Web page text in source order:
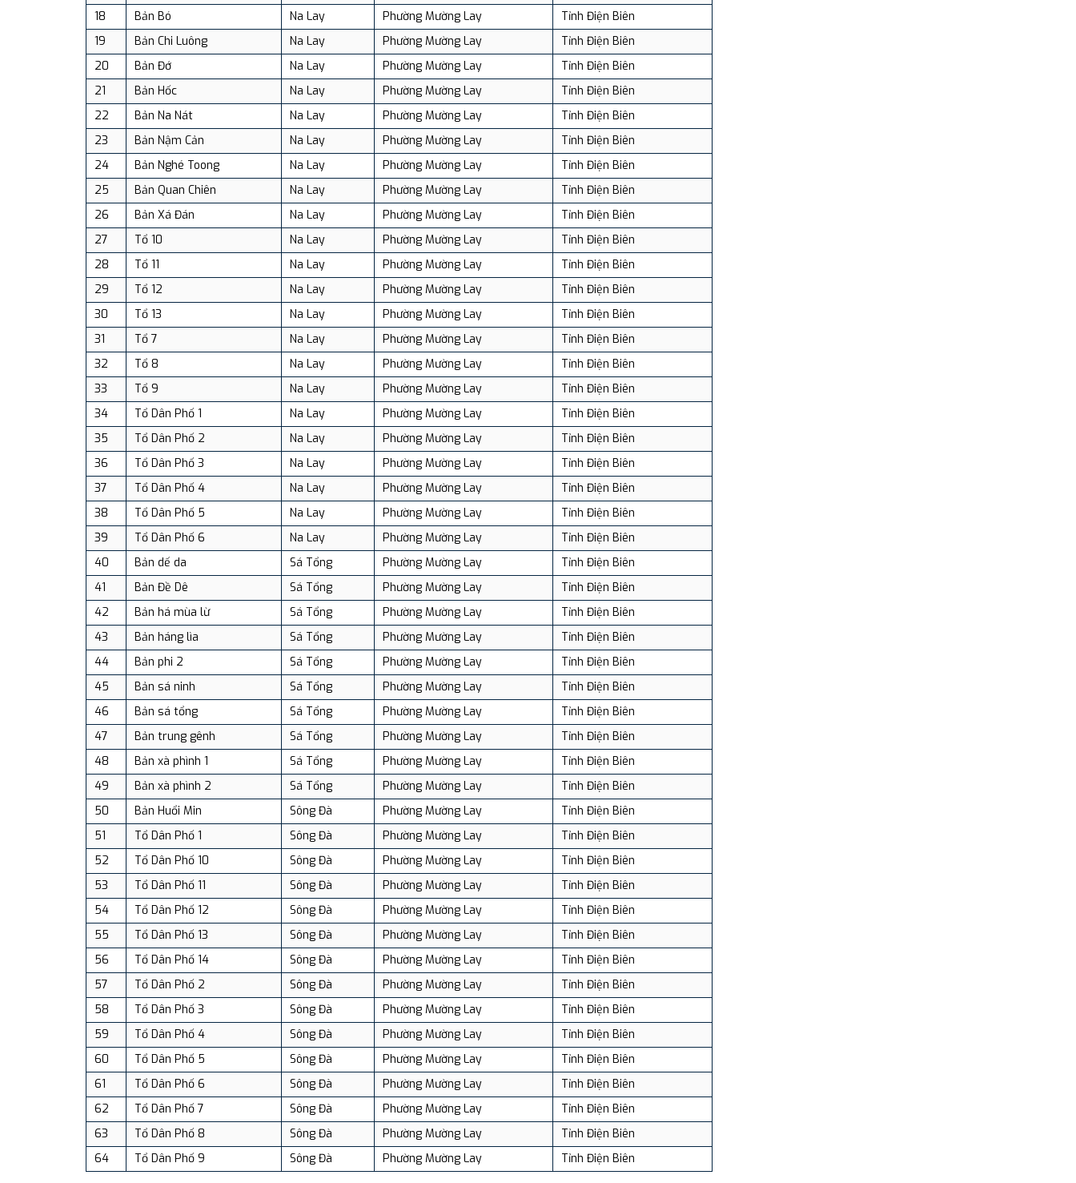
18
Bản Bó Na Lay Phường Mường Lay
Tỉnh Điện Biên
19
Bản Chi Luông Na Lay Phường Mường Lay
Tỉnh Điện Biên
20
Bản Đớ Na Lay Phường Mường Lay
Tỉnh Điện Biên
21
Bản Hốc Na Lay Phường Mường Lay
Tỉnh Điện Biên
22
Bản Na Nát Na Lay Phường Mường Lay
Tỉnh Điện Biên
23
Bản Nậm Cản Na Lay Phường Mường Lay
Tỉnh Điện Biên
24
Bản Nghé Toong Na Lay Phường Mường Lay
Tỉnh Điện Biên
25
Bản Quan Chiên Na Lay Phường Mường Lay
Tỉnh Điện Biên
26
Bản Xá Đán Na Lay Phường Mường Lay
Tỉnh Điện Biên
27
Tổ 10 Na Lay Phường Mường Lay
Tỉnh Điện Biên
28
Tổ 11 Na Lay Phường Mường Lay
Tỉnh Điện Biên
29
Tổ 12 Na Lay Phường Mường Lay
Tỉnh Điện Biên
30
Tổ 13 Na Lay Phường Mường Lay
Tỉnh Điện Biên
31
Tổ 7 Na Lay Phường Mường Lay
Tỉnh Điện Biên
32
Tổ 8 Na Lay Phường Mường Lay
Tỉnh Điện Biên
33
Tổ 9 Na Lay Phường Mường Lay
Tỉnh Điện Biên
34
Tổ Dân Phố 1 Na Lay Phường Mường Lay
Tỉnh Điện Biên
35
Tổ Dân Phố 2 Na Lay Phường Mường Lay
Tỉnh Điện Biên
36
Tổ Dân Phố 3 Na Lay Phường Mường Lay
Tỉnh Điện Biên
37
Tổ Dân Phố 4 Na Lay Phường Mường Lay
Tỉnh Điện Biên
38
Tổ Dân Phố 5 Na Lay Phường Mường Lay
Tỉnh Điện Biên
39
Tổ Dân Phố 6 Na Lay Phường Mường Lay
Tỉnh Điện Biên
40
Bản dế da Sá Tổng Phường Mường Lay
Tỉnh Điện Biên
41
Bản Đề Dê Sá Tổng Phường Mường Lay
Tỉnh Điện Biên
42
Bản há mùa lừ Sá Tổng Phường Mường Lay
Tỉnh Điện Biên
43
Bản háng lìa Sá Tổng Phường Mường Lay
Tỉnh Điện Biên
44
Bản phi 2 Sá Tổng Phường Mường Lay
Tỉnh Điện Biên
45
Bản sá ninh Sá Tổng Phường Mường Lay
Tỉnh Điện Biên
46
Bản sá tổng Sá Tổng Phường Mường Lay
Tỉnh Điện Biên
47
Bản trung gênh Sá Tổng Phường Mường Lay
Tỉnh Điện Biên
48
Bản xà phình 1 Sá Tổng Phường Mường Lay
Tỉnh Điện Biên
49
Bản xà phình 2 Sá Tổng Phường Mường Lay
Tỉnh Điện Biên
50
Bản Huổi Min Sông Đà Phường Mường Lay
Tỉnh Điện Biên
51
Tổ Dân Phố 1 Sông Đà Phường Mường Lay
Tỉnh Điện Biên
52
Tổ Dân Phố 10 Sông Đà Phường Mường Lay
Tỉnh Điện Biên
53
Tổ Dân Phố 11 Sông Đà Phường Mường Lay
Tỉnh Điện Biên
54
Tổ Dân Phố 12 Sông Đà Phường Mường Lay
Tỉnh Điện Biên
55
Tổ Dân Phố 13 Sông Đà Phường Mường Lay
Tỉnh Điện Biên
56
Tổ Dân Phố 14 Sông Đà Phường Mường Lay
Tỉnh Điện Biên
57
Tổ Dân Phố 2 Sông Đà Phường Mường Lay
Tỉnh Điện Biên
58
Tổ Dân Phố 3 Sông Đà Phường Mường Lay
Tỉnh Điện Biên
59
Tổ Dân Phố 4 Sông Đà Phường Mường Lay
Tỉnh Điện Biên
60
Tổ Dân Phố 5 Sông Đà Phường Mường Lay
Tỉnh Điện Biên
61
Tổ Dân Phố 6 Sông Đà Phường Mường Lay
Tỉnh Điện Biên
62
Tổ Dân Phố 7 Sông Đà Phường Mường Lay
Tỉnh Điện Biên
63
Tổ Dân Phố 8 Sông Đà Phường Mường Lay
Tỉnh Điện Biên
64
Tổ Dân Phố 9 Sông Đà Phường Mường Lay Tỉnh Điện Biên